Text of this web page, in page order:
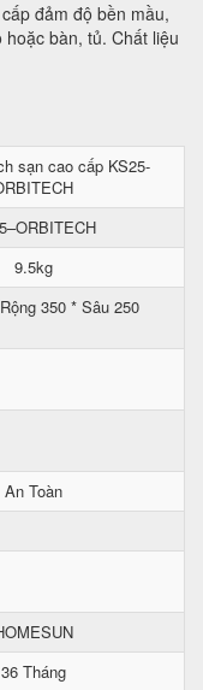
đảm độ bền mầu,
bàn, tủ. Chất liệu
sạn cao cấp KS25-
9.5kg
350 * Sâu 250
An Toàn
36 Tháng